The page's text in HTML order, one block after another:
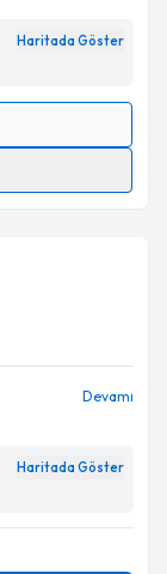
Haritada Göster
Devamı
Haritada Göster